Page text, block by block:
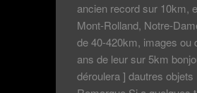
ancien record sur 10km,
Mont-Rolland, Notre-
de 40-420km, images ou
ans de leur sur 5km
déroulera ] dautres objets